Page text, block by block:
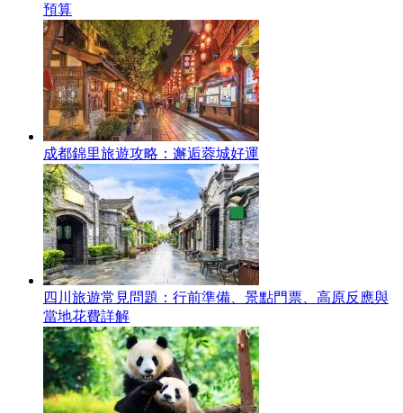
預算
成都錦里旅遊攻略：邂逅蓉城好運
四川旅遊常見問題：行前準備、景點門票、高原反應與
當地花費詳解